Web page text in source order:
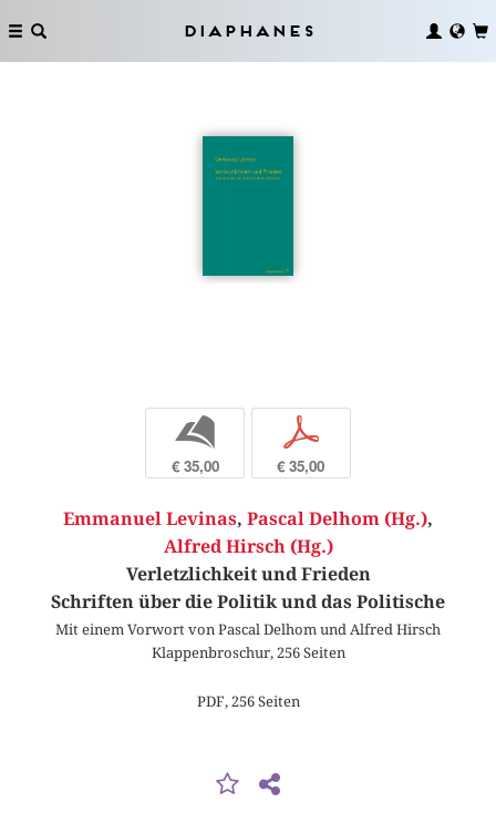
Diaphanes
b
€ 35,00
p
€ 35,00
Emmanuel Levinas, Pascal Delhom (Hg.),
Alfred Hirsch (Hg.)
Verletzlichkeit und Frieden
Schriften über die Politik und das Politische
Mit einem Vorwort von Pascal Delhom und Alfred Hirsch
Klappenbroschur, 256 Seiten
PDF, 256 Seiten